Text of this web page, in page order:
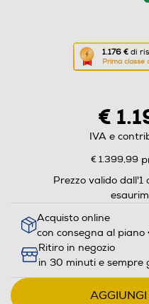
1.176 € di
Prima classe
Questa
azione
Calcolatore
risparmio
di
€
IVA e
€ 1.399,99
Prezzo valido
Acquisto online
con consegna al
Ritiro in negozio
in 30 minuti e sempre